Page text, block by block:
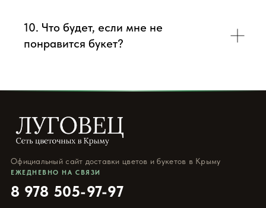
10. Что будет, если мне не
понравится букет?
Официальный сайт доставки цветов и букетов в Крыму
ЕЖЕДНЕВНО НА СВЯЗИ
8 978 505-97-97